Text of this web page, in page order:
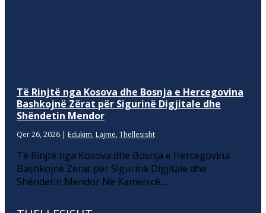
Të Rinjtë nga Kosova dhe Bosnja e Hercegovina
Bashkojnë Zërat për Sigurinë Digjitale dhe
Shëndetin Mendor
Qer 26, 2026 | Edukim, Lajme, Thellesisht
Të Rinjtë nga Kosova dhe Bosnja e Hercegovina
Bashkojnë Zërat për Sigurinë Digjitale dhe
Shëndetin Mendor Në Kamenicë,...